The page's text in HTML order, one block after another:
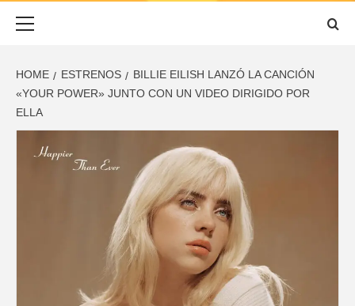
ESCUCHADO
HOME ESTRENOS
BILLIE EILISH LANZÓ LA CANCIÓN
«YOUR POWER» JUNTO CON UN VIDEO DIRIGIDO POR
ELLA